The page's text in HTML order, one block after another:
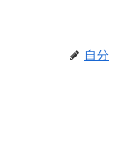
自分